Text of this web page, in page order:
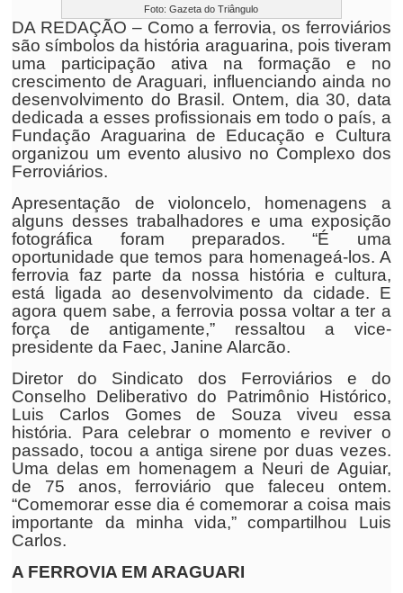
Foto: Gazeta do Triângulo
DA REDAÇÃO – Como a ferrovia, os ferroviários
são símbolos da história araguarina, pois tiveram
uma participação ativa na formação e no
crescimento de Araguari, influenciando ainda no
desenvolvimento do Brasil. Ontem, dia 30, data
dedicada a esses profissionais em todo o país, a
Fundação Araguarina de Educação e Cultura
organizou um evento alusivo no Complexo dos
Ferroviários.
Apresentação de violoncelo, homenagens a
alguns desses trabalhadores e uma exposição
fotográfica foram preparados. “É uma
oportunidade que temos para homenageá-los. A
ferrovia faz parte da nossa história e cultura,
está ligada ao desenvolvimento da cidade. E
agora quem sabe, a ferrovia possa voltar a ter a
força de antigamente,” ressaltou a vice-
presidente da Faec, Janine Alarcão.
Diretor do Sindicato dos Ferroviários e do
Conselho Deliberativo do Patrimônio Histórico,
Luis Carlos Gomes de Souza viveu essa
história. Para celebrar o momento e reviver o
passado, tocou a antiga sirene por duas vezes.
Uma delas em homenagem a Neuri de Aguiar,
de 75 anos, ferroviário que faleceu ontem.
“Comemorar esse dia é comemorar a coisa mais
importante da minha vida,” compartilhou Luis
Carlos.
A FERROVIA EM ARAGUARI